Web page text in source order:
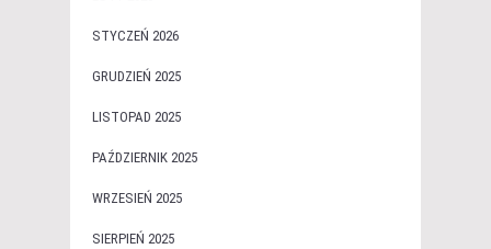
STYCZEŃ 2026
GRUDZIEŃ 2025
LISTOPAD 2025
PAŹDZIERNIK 2025
WRZESIEŃ 2025
SIERPIEŃ 2025